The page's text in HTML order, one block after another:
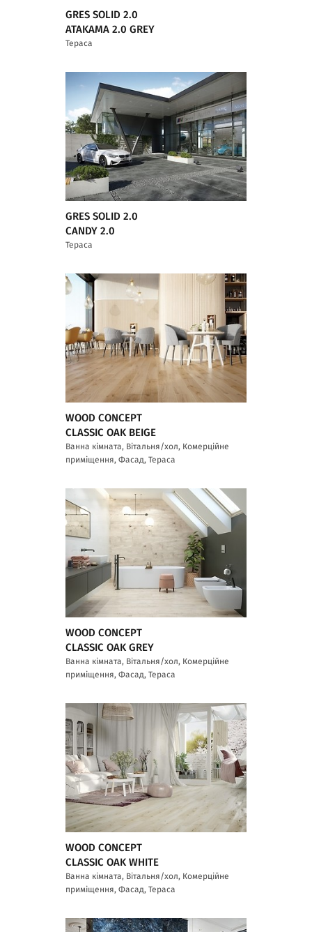
GRES SOLID 2.0
ATAKAMA 2.0 GREY
Тераса
GRES SOLID 2.0
CANDY 2.0
Тераса
WOOD CONCEPT
CLASSIC OAK BEIGE
Ванна кімната, Вітальня/хол, Комерційне
приміщення, Фасад, Тераса
WOOD CONCEPT
CLASSIC OAK GREY
Ванна кімната, Вітальня/хол, Комерційне
приміщення, Фасад, Тераса
WOOD CONCEPT
CLASSIC OAK WHITE
Ванна кімната, Вітальня/хол, Комерційне
приміщення, Фасад, Тераса